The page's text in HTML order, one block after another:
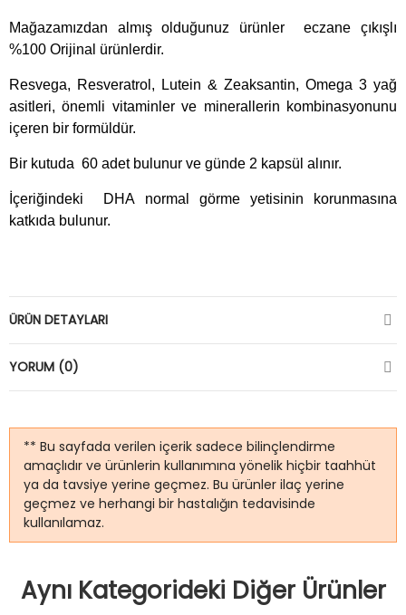
Mağazamızdan almış olduğunuz ürünler eczane çıkışlı
%100 Orijinal ürünlerdir.
Resvega, Resveratrol, Lutein & Zeaksantin, Omega 3 yağ
asitleri, önemli vitaminler ve minerallerin kombinasyonunu
içeren bir formüldür.
Bir kutuda 60 adet bulunur ve günde 2 kapsül alınır.
İçeriğindeki DHA normal görme yetisinin korunmasına
katkıda bulunur.
ÜRÜN DETAYLARI
YORUM (0)
** Bu sayfada verilen içerik sadece bilinçlendirme
amaçlıdır ve ürünlerin kullanımına yönelik hiçbir taahhüt
ya da tavsiye yerine geçmez. Bu ürünler ilaç yerine
geçmez ve herhangi bir hastalığın tedavisinde
kullanılamaz.
Aynı Kategorideki Diğer Ürünler